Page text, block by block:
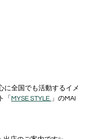
に全国でも活動するイメ
「 MYSE STYLE. 」のMAI